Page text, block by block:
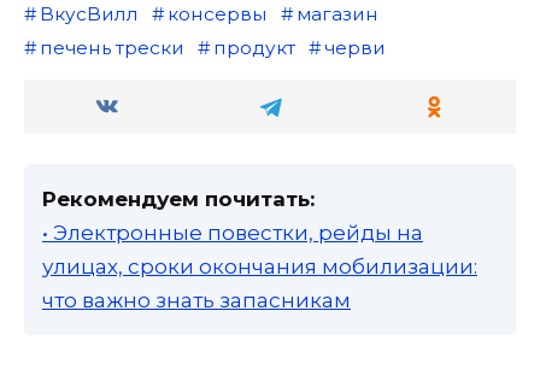
ВкусВилл консервы
магазин
печень трески
продукт черви
Рекомендуем почитать:
• Электронные повестки, рейды на
улицах, сроки окончания мобилизации:
что важно знать запасникам